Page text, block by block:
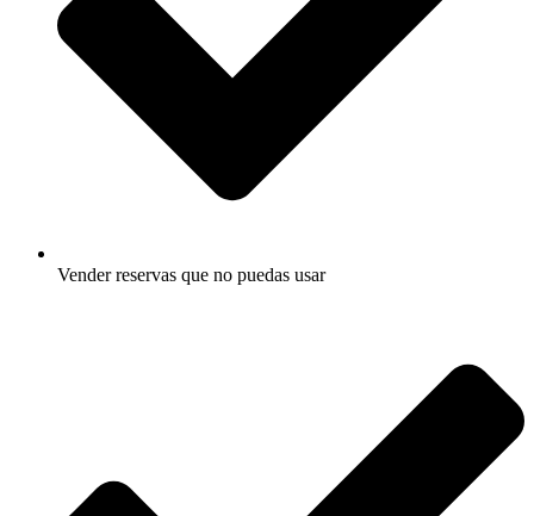
Vender reservas que no puedas usar